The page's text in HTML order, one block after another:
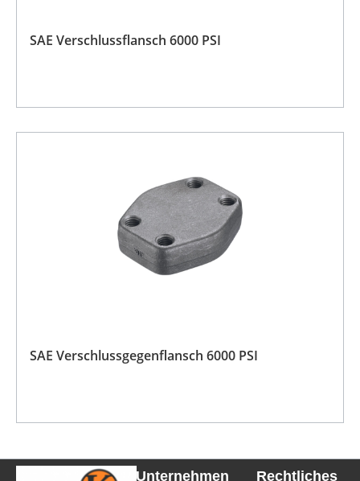
SAE Verschlussflansch 6000 PSI
SAE Verschlussgegenflansch 6000 PSI
Unternehmen Rechtliches